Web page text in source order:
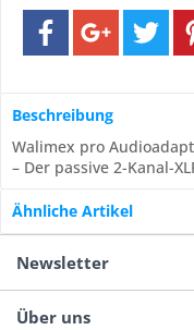
Beschreibung
Walimex pro
– Der passive 2-Kanal-
Ähnliche Artikel
Newsletter
Über uns